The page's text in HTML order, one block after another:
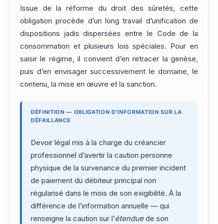
Issue de la réforme du droit des sûretés, cette
obligation procède d’un long travail d’unification de
dispositions jadis dispersées entre le Code de la
consommation et plusieurs lois spéciales. Pour en
saisir le régime, il convient d’en retracer la genèse,
puis d’en envisager successivement le domaine, le
contenu, la mise en œuvre et la sanction.
DÉFINITION — OBLIGATION D’INFORMATION SUR LA
DÉFAILLANCE
Devoir légal mis à la charge du créancier
professionnel d’avertir la caution personne
physique de la survenance du premier incident
de paiement du débiteur principal non
régularisé dans le mois de son exigibilité. À la
différence de l’information annuelle — qui
renseigne la caution sur l’étenduede son